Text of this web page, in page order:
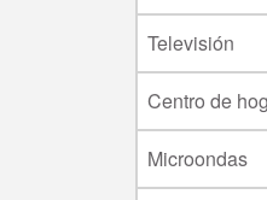
Televisión
Centro de
Microondas